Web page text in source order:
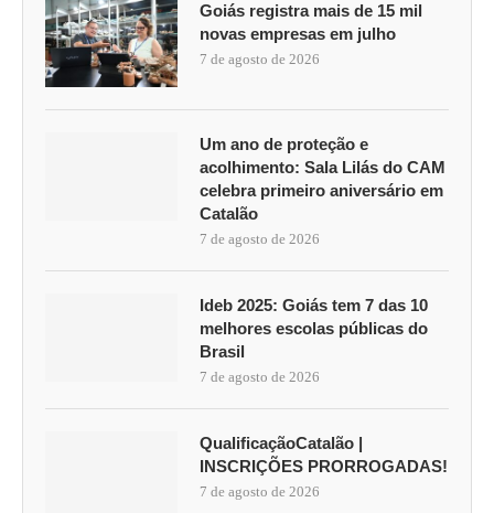
Goiás registra mais de 15 mil
novas empresas em julho
7 de agosto de 2026
Um ano de proteção e
acolhimento: Sala Lilás do CAM
celebra primeiro aniversário em
Catalão
7 de agosto de 2026
Ideb 2025: Goiás tem 7 das 10
melhores escolas públicas do
Brasil
7 de agosto de 2026
QualificaçãoCatalão |
INSCRIÇÕES PRORROGADAS!
7 de agosto de 2026